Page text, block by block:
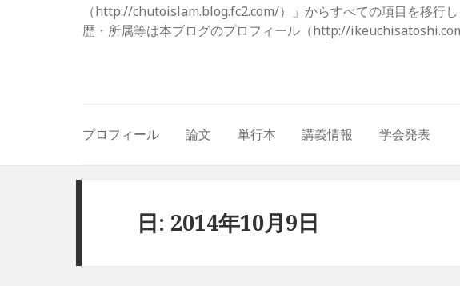
（http://chutoislam.blog.fc2.com/）」からすべての項目を移行
歴・所属等は本ブログのプロフィール（http://
プロフィール 論文 単行本 講義情報 学会発表
日: 2014年10月9日